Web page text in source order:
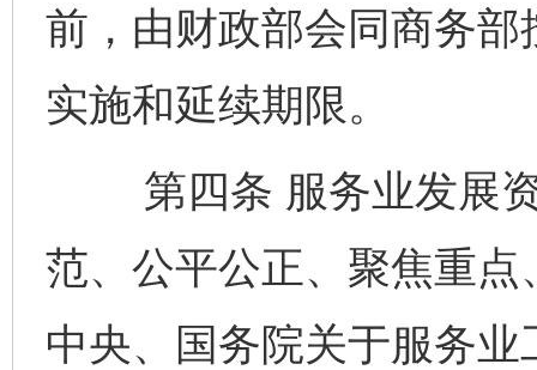
前，由财政部会同商务
实施和延续期限。
第四条 服务业发展资
范、公平公正、聚焦重
中央、国务院关于服务